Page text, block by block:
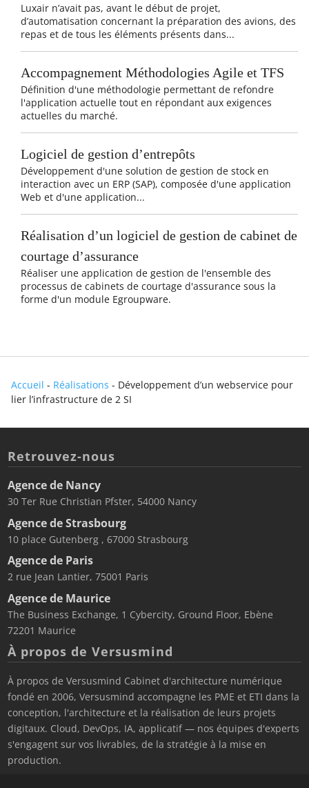
Luxair n’avait pas, avant le début de projet,
d’automatisation concernant la préparation des avions, des
repas et de tous les éléments présents dans...
Accompagnement Méthodologies Agile et TFS
Définition d'une méthodologie permettant de refondre
l'application actuelle tout en répondant aux exigences
actuelles du marché.
Logiciel de gestion d’entrepôts
Développement d'une solution de gestion de stock en
interaction avec un ERP (SAP), composée d'une application
Web et d'une application...
Réalisation d’un logiciel de gestion de cabinet de
courtage d’assurance
Réaliser une application de gestion de l'ensemble des
processus de cabinets de courtage d'assurance sous la
forme d'un module Egroupware.
Accueil - Réalisations - Développement d’un webservice pour
lier l’infrastructure de 2 SI
Retrouvez-nous
Agence de Nancy
30 Ter Rue Christian Pfster, 54000 Nancy
Agence de Strasbourg
10 place Gutenberg , 67000 Strasbourg
Agence de Paris
2 rue Jean Lantier, 75001 Paris
Agence de Maurice
The Business Exchange, 1 Cybercity, Ground Floor, Ebène
72201 Maurice
À propos de Versusmind
À propos de Versusmind Cabinet d'architecture numérique
fondé en 2006, Versusmind accompagne les PME et ETI dans la
conception, l'architecture et la réalisation de leurs projets
digitaux. Cloud, DevOps, IA, applicatif — nos équipes d'experts
s'engagent sur vos livrables, de la stratégie à la mise en
production.